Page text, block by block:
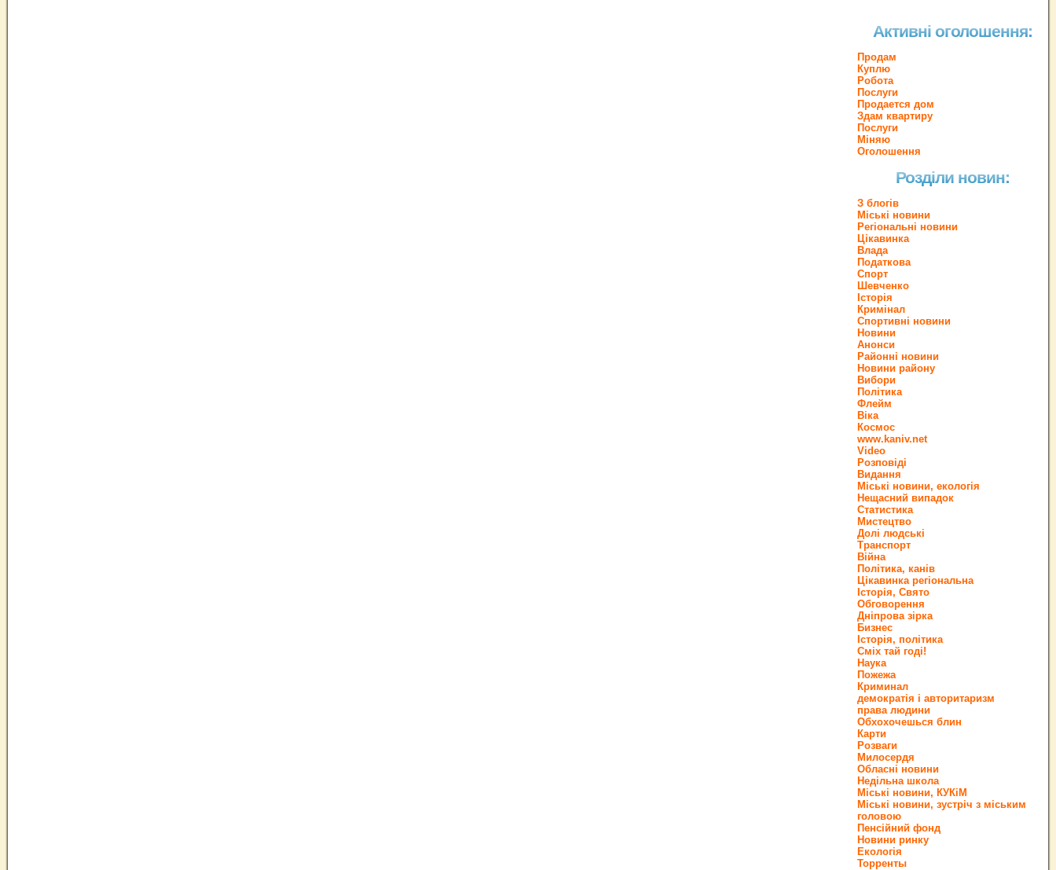
Активні оголошення:
Продам
Куплю
Робота
Послуги
Продается дом
Здам квартиру
Послуги
Міняю
Оголошення
Розділи новин:
З блогів
Міські новини
Регіональні новини
Цікавинка
Влада
Податкова
Спорт
Шевченко
Історія
Кримінал
Спортивні новини
Новини
Анонси
Районні новини
Новини району
Вибори
Політика
Флейм
Віка
Космос
www.kaniv.net
Video
Розповіді
Видання
Міські новини, екологія
Нещасний випадок
Статистика
Мистецтво
Долі людські
Транспорт
Війна
Політика, канів
Цікавинка регіональна
Історія, Свято
Обговорення
Дніпрова зірка
Бизнес
Історія, політика
Сміх тай годі!
Наука
Пожежа
Криминал
демократія і авторитаризм
права людини
Обхохочешься блин
Карти
Розваги
Милосердя
Обласні новини
Недільна школа
Міські новини, КУКіМ
Міські новини, зустріч з міським
головою
Пенсійний фонд
Новини ринку
Екологія
Торренты